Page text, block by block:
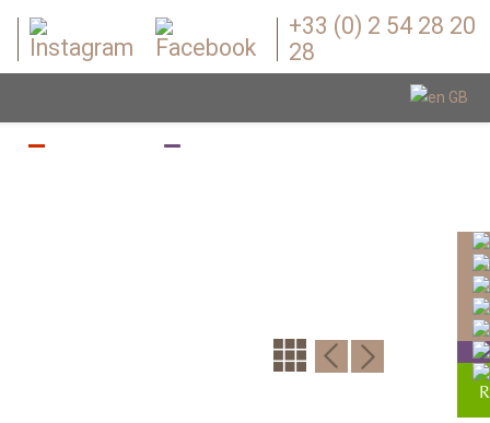
+33 (0) 2 54 28 20
28